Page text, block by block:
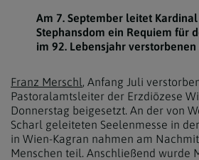
Am 7. September leitet
Stephansdom ein Requiem für
im 92. Lebensjahr
Franz Merschl, Anfang Juli
Pastoralamtsleiter der Erzdiözese
Donnerstag beigesetzt. An der von
Scharl geleiteten Seelenmesse in
in Wien-Kagran nahmen am
Menschen teil. Anschließend wurde